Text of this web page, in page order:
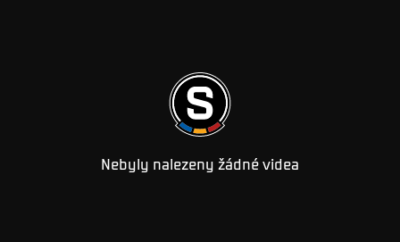
Nebyly nalezeny žádné videa